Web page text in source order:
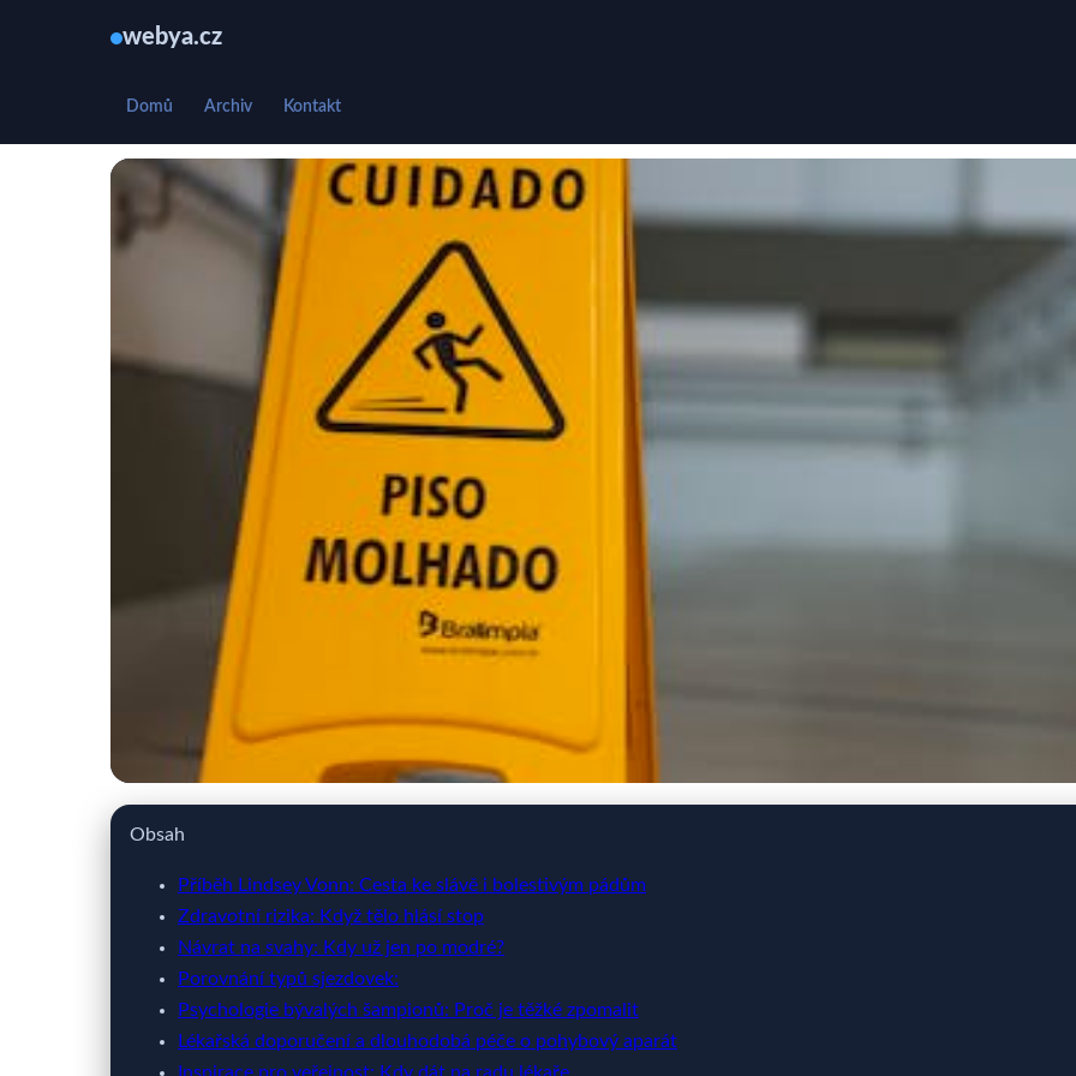
webya.cz
Domů Archiv Kontakt
Lindsey Vonn: Kdy Ubrat na Svahu pro Zdraví a
7. 3. 2026· 10 min čtení · Autor: Nela Švecová
Obsah
Příběh Lindsey Vonn: Cesta ke slávě i bolestivým pádům
Zdravotní rizika: Když tělo hlásí stop
Návrat na svahy: Kdy už jen po modré?
Porovnání typů sjezdovek:
Psychologie bývalých šampionů: Proč je těžké zpomalit
Lékařská doporučení a dlouhodobá péče o pohybový aparát